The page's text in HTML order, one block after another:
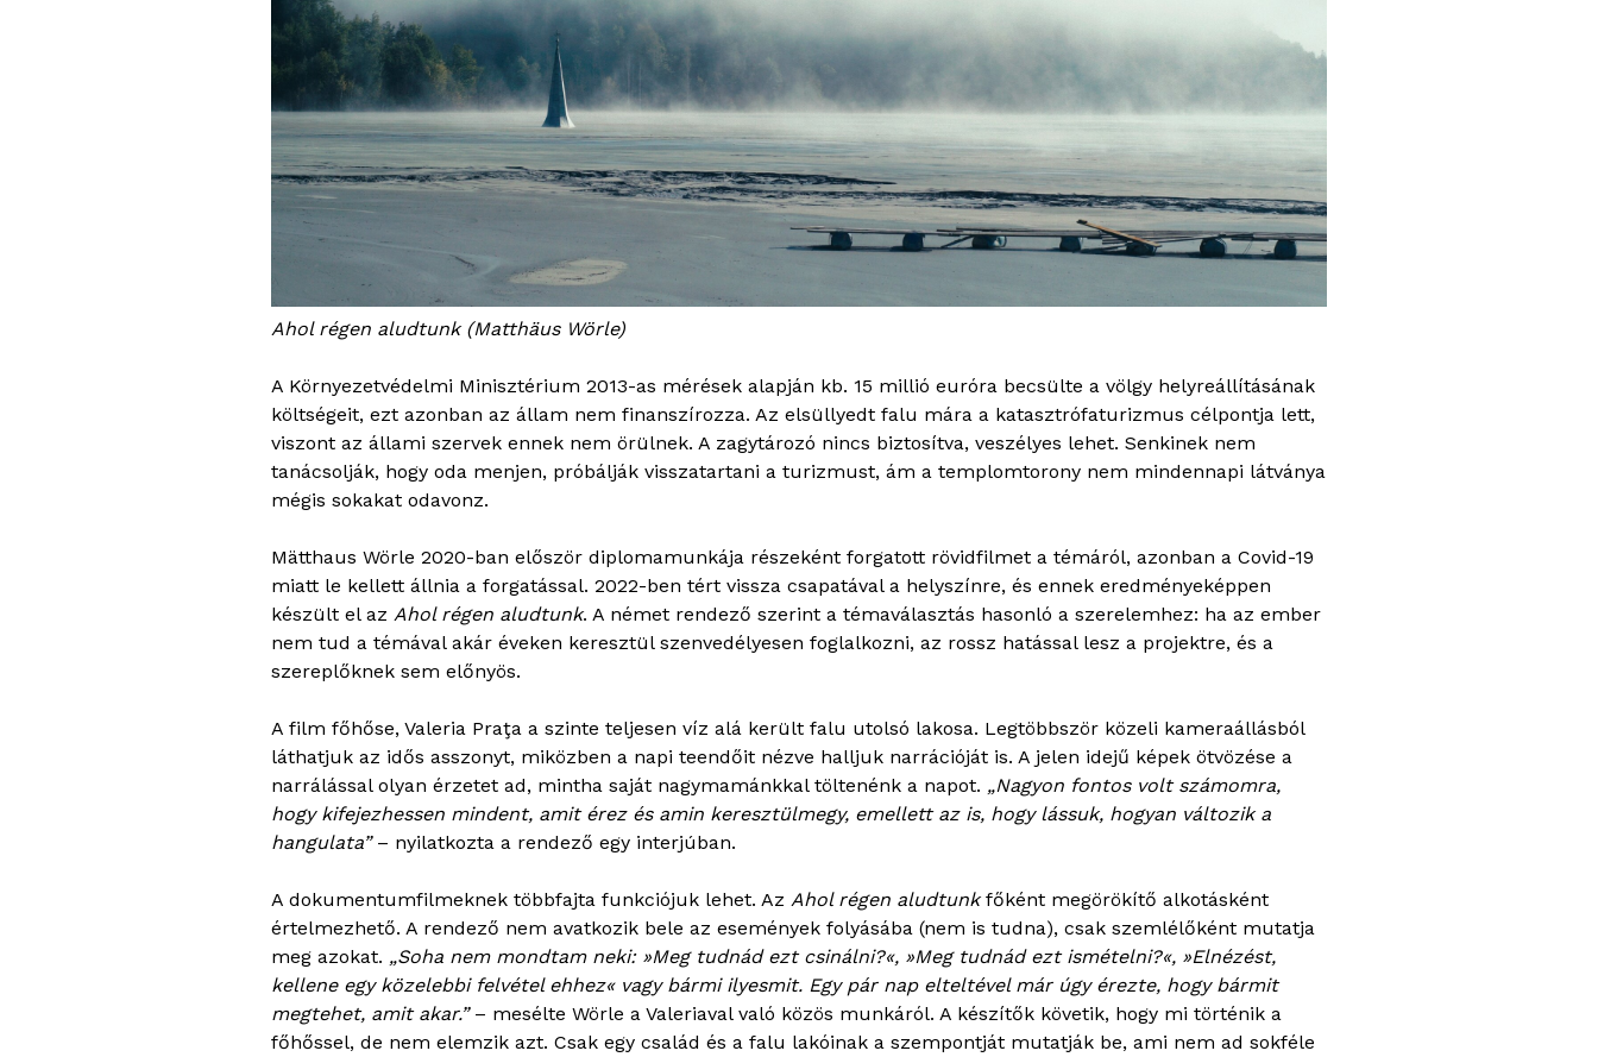
Ahol régen aludtunk (Matthäus Wörle)
A Környezetvédelmi Minisztérium 2013-as mérések alapján kb. 15 millió euróra becsülte a völgy helyreállításának
költségeit, ezt azonban az állam nem finanszírozza. Az elsüllyedt falu mára a katasztrófaturizmus célpontja lett,
viszont az állami szervek ennek nem örülnek. A zagytározó nincs biztosítva, veszélyes lehet. Senkinek nem
tanácsolják, hogy oda menjen, próbálják visszatartani a turizmust, ám a templomtorony nem mindennapi látványa
mégis sokakat odavonz.
Mätthaus Wörle 2020-ban először diplomamunkája részeként forgatott rövidfilmet a témáról, azonban a Covid-19
miatt le kellett állnia a forgatással. 2022-ben tért vissza csapatával a helyszínre, és ennek eredményeképpen
készült el az Ahol régen aludtunk. A német rendező szerint a témaválasztás hasonló a szerelemhez: ha az ember
nem tud a témával akár éveken keresztül szenvedélyesen foglalkozni, az rossz hatással lesz a projektre, és a
szereplőknek sem előnyös.
A film főhőse, Valeria Praţa a szinte teljesen víz alá került falu utolsó lakosa. Legtöbbször közeli kameraállásból
láthatjuk az idős asszonyt, miközben a napi teendőit nézve halljuk narrációját is. A jelen idejű képek ötvözése a
narrálással olyan érzetet ad, mintha saját nagymamánkkal töltenénk a napot. „Nagyon fontos volt számomra,
hogy kifejezhessen mindent, amit érez és amin keresztülmegy, emellett az is, hogy lássuk, hogyan változik a
hangulata”– nyilatkozta a rendező egy interjúban.
A dokumentumfilmeknek többfajta funkciójuk lehet. Az Ahol régen aludtunkfőként megörökítő alkotásként
értelmezhető. A rendező nem avatkozik bele az események folyásába (nem is tudna), csak szemlélőként mutatja
meg azokat. „Soha nem mondtam neki: »Meg tudnád ezt csinálni?«, »Meg tudnád ezt ismételni?«, »Elnézést,
kellene egy közelebbi felvétel ehhez« vagy bármi ilyesmit. Egy pár nap elteltével már úgy érezte, hogy bármit
megtehet, amit akar.”– mesélte Wörle a Valeriaval való közös munkáról. A készítők követik, hogy mi történik a
főhőssel, de nem elemzik azt. Csak egy család és a falu lakóinak a szempontját mutatják be, ami nem ad sokféle